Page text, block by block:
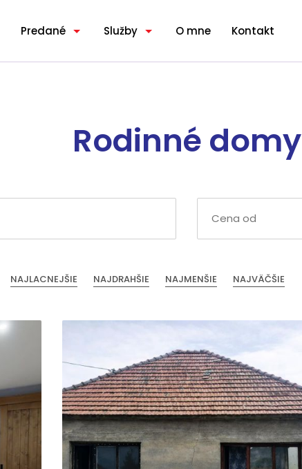
Predané Služby O mne Kontakt
Rodinné domy
NAJLACNEJŠIE NAJDRAHŠIE NAJMENŠIE NAJVÄČŠIE